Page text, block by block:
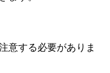
意する必要がありま